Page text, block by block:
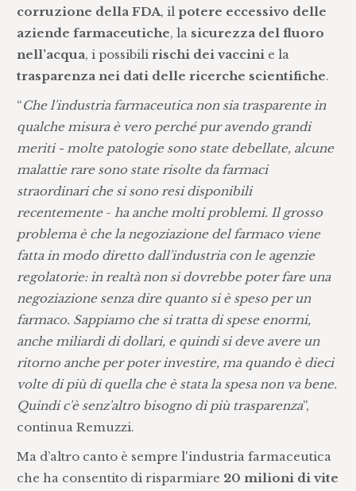
corruzione della FDA, ilpotere eccessivo delle
aziende farmaceutiche, la sicurezza del fluoro
nell’acqua, i possibilirischi dei vaccini e la
trasparenza nei dati delle ricerche scientifiche.
“Che l'industria farmaceutica non sia trasparente in
qualche misura è vero perché pur avendo grandi
meriti - molte patologie sono state debellate, alcune
malattie rare sono state risolte da farmaci
straordinari che si sono resi disponibili
recentemente-ha anche molti problemi. Il grosso
problema è che la negoziazione del farmaco viene
fatta in modo diretto dall'industria con le agenzie
regolatorie: in realtà non si dovrebbe poter fare una
negoziazione senza dire quanto si è speso per un
farmaco. Sappiamo che si tratta di spese enormi,
anche miliardi di dollari, e quindi si deve avere un
ritorno anche per poter investire, ma quando è dieci
volte di più di quella che è stata la spesa non va bene.
Quindi c'è senz'altro bisogno di più trasparenza”,
continua Remuzzi.
Ma d’altro canto è sempre l'industria farmaceutica
che ha consentito di risparmiare 20 milioni di vite